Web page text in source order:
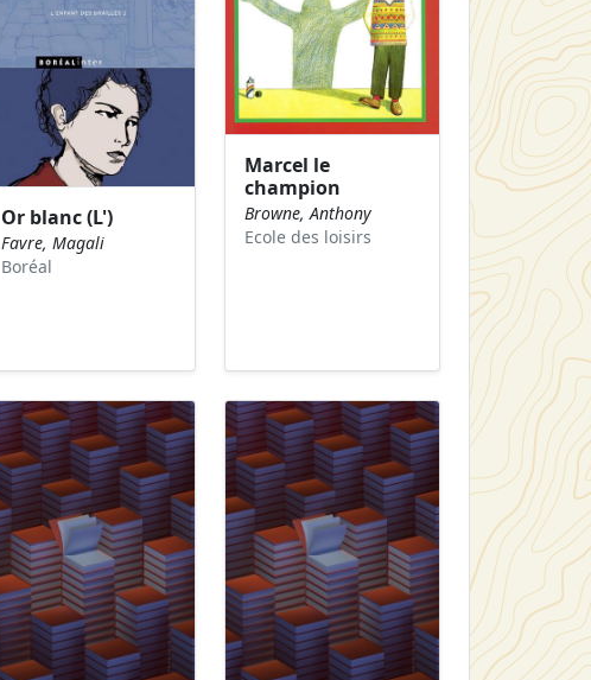
Or blanc (L')
Favre, Magali
Boréal
Marcel le
champion
Browne, Anthony
Ecole des loisirs